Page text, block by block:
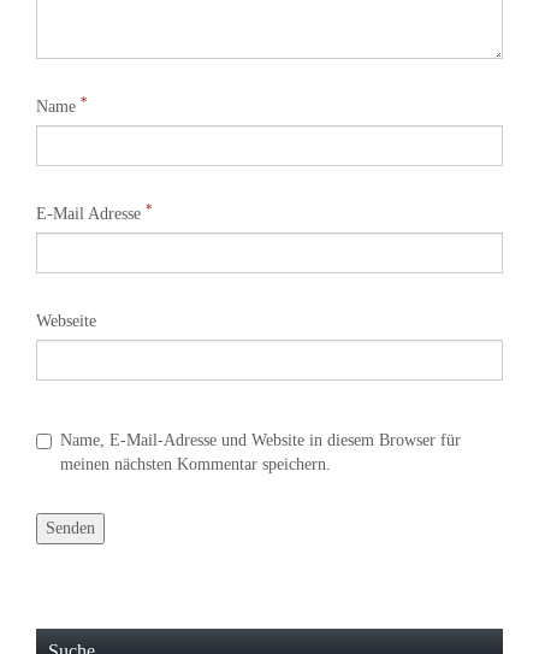
Name *
E-Mail Adresse *
Webseite
Name, E-Mail-Adresse und Website in diesem Browser für
meinen nächsten Kommentar speichern.